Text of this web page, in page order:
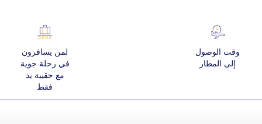
وقت الوصول
إلى المطار
لمن يسافرون
في رحلة جوية
مع حقيبة يد
فقط